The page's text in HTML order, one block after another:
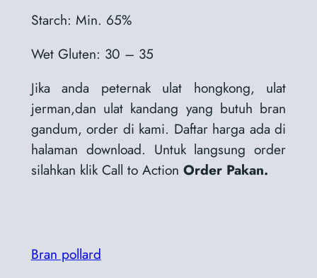
Starch: Min. 65%
Wet Gluten: 30 – 35
Jika anda peternak ulat hongkong, ulat
jerman,dan ulat kandang yang butuh bran
gandum, order di kami. Daftar harga ada di
halaman download. Untuk langsung order
silahkan klik Call to Action Order Pakan.
Bran pollard